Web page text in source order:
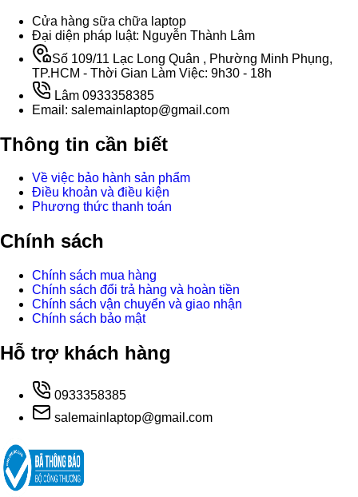
Cửa hàng sữa chữa laptop
Đại diện pháp luật: Nguyễn Thành Lâm
Số 109/11 Lạc Long Quân , Phường Minh Phụng,
TP.HCM - Thời Gian Làm Việc: 9h30 - 18h
Lâm 0933358385
Email: salemainlaptop@gmail.com
Thông tin cần biết
Về việc bảo hành sản phẩm
Điều khoản và điều kiện
Phương thức thanh toán
Chính sách
Chính sách mua hàng
Chính sách đổi trả hàng và hoàn tiền
Chính sách vận chuyển và giao nhận
Chính sách bảo mật
Hỗ trợ khách hàng
0933358385
salemainlaptop@gmail.com